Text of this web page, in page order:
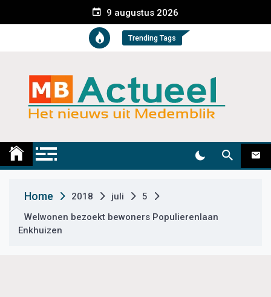
e
t
9 augustus 2026
Trending Tags
Medemblik Actueel
Home 2018 juli
5
Welwonen bezoekt bewoners Populierenlaan
Enkhuizen